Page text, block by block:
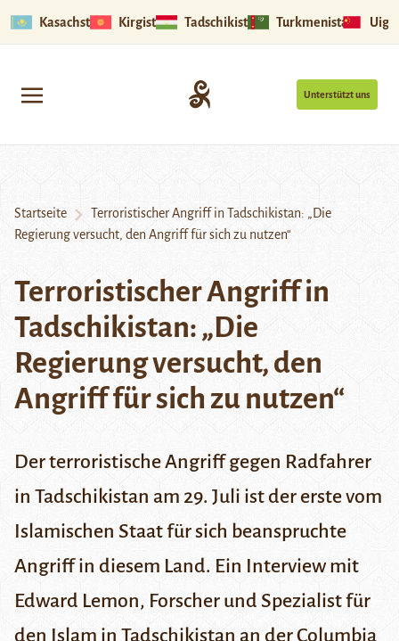
Kasachstan Kirgistan Tadschikistan Turkmenistan
Unterstützt uns
Startseite
Terroristischer Angriff in Tadschikistan: „Die
Regierung versucht, den Angriff für sich zu nutzen“
Terroristischer Angriff in
Tadschikistan: „Die
Regierung versucht, den
Angriff für sich zu nutzen“
Der terroristische Angriff gegen Radfahrer
in Tadschikistan am 29. Juli ist der erste vom
Islamischen Staat für sich beanspruchte
Angriff in diesem Land. Ein Interview mit
Edward Lemon, Forscher und Spezialist für
den Islam in Tadschikistan an der Columbia